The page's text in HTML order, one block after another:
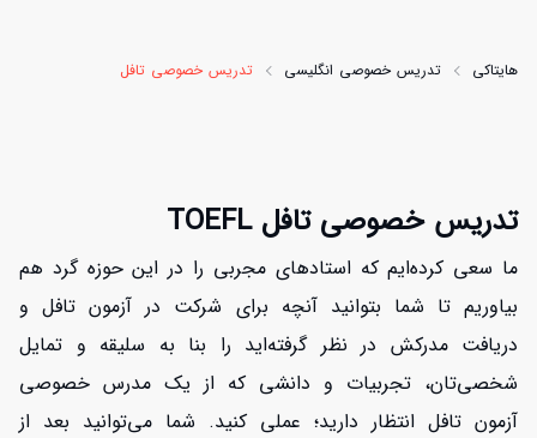
هایتاکی تدریس خصوصی انگلیسی تدریس خصوصی تافل
تدریس خصوصی تافل TOEFL
ما سعی کرده‌ایم که استادهای مجربی را در این حوزه گرد هم
بیاوریم تا شما بتوانید آنچه برای شرکت در آزمون تافل و
دریافت مدرکش در نظر گرفته‌اید را بنا به سلیقه و تمایل
شخصی‌تان، تجربیات و دانشی که از یک مدرس خصوصی
آزمون تافل انتظار دارید؛ عملی کنید. شما می‌توانید بعد از